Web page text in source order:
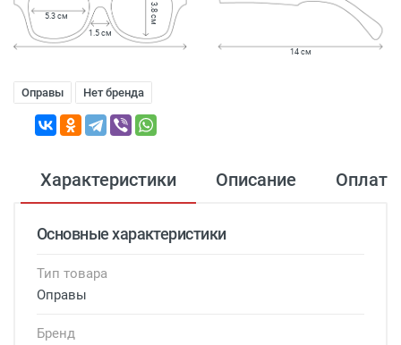
1.5 см
5.3 см 3.8 см
14 см
Оправы Нет бренда
Характеристики Описание Оплата
Основные характеристики
Тип товара
Оправы
Бренд